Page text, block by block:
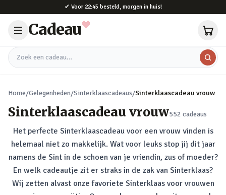
✔ Voor 22:45 besteld, morgen in huis!
Cadeau
Zoek een cadeau
Home/Gelegenheden/Sinterklaascadeaus/Sinterklaascadeau vrouw
Sinterklaascadeau vrouw552 cadeaus
Het perfecte Sinterklaascadeau voor een vrouw vinden is
helemaal niet zo makkelijk. Wat voor leuks stop jij dit jaar
namens de Sint in de schoen van je vriendin, zus of moeder?
En welk cadeautje zit er straks in de zak van Sinterklaas?
Wij zetten alvast onze favoriete Sinterklaas voor vrouwen